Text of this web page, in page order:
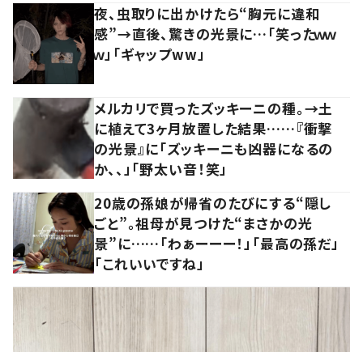
夜、虫取りに出かけたら“胸元に違和
感”→直後、驚きの光景に…「笑ったｗｗ
ｗ」「ギャップww」
メルカリで買ったズッキーニの種。→土
に植えて3ヶ月放置した結果……『衝撃
の光景』に「ズッキーニも凶器になるの
か、、」「野太い音！笑」
20歳の孫娘が帰省のたびにする“隠し
ごと”。祖母が見つけた“まさかの光
景”に……「わぁーーー！」「最高の孫だ」
「これいいですね」